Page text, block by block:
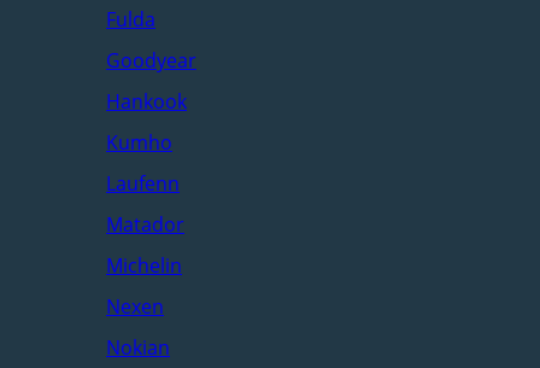
Fulda
Goodyear
Hankook
Kumho
Laufenn
Matador
Michelin
Nexen
Nokian